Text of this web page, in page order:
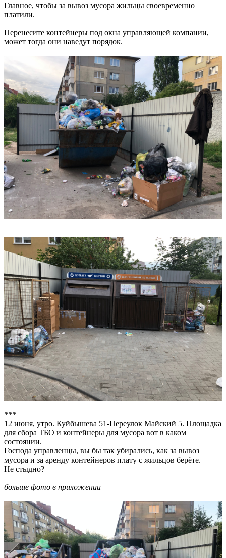
Главное, чтобы за вывоз мусора жильцы своевременно
платили.
Перенесите контейнеры под окна управляющей компании,
может тогда они наведут порядок.
***
12 июня, утро. Куйбышева 51-Переулок Майский 5. Площадка
для сбора ТБО и контейнеры для мусора вот в каком
состоянии.
Господа управленцы, вы бы так убирались, как за вывоз
мусора и за аренду контейнеров плату с жильцов берёте.
Не стыдно?
больше фото в приложении